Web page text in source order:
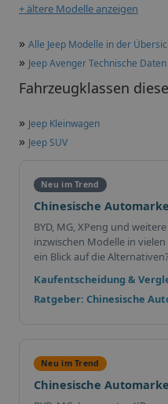
+ ältere Modelle anzeigen
» Alle Jeep Modelle in der
» Jeep Avenger Technische
Fahrzeugklassen
» Jeep Kleinwagen
» Jeep SUV
Neu im Trend
Chinesische
BYD, MG, XPeng und
inzwischen Modelle in
ein Blick auf die Alternativen?
Kaufentscheidung &
Ratgeber: Chinesische
Neu im Trend
Chinesische